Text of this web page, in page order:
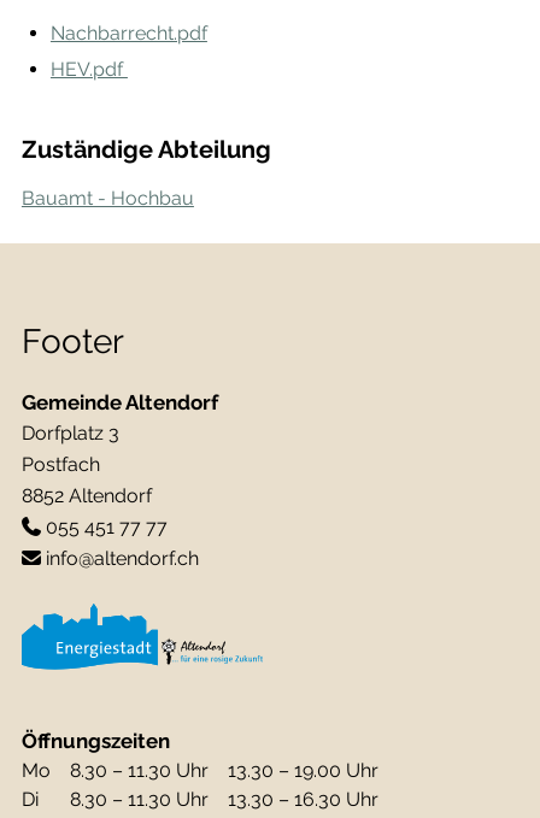
Nachbarrecht.pdf
HEV.pdf
Zuständige Abteilung
Bauamt - Hochbau
Footer
Gemeinde Altendorf
Dorfplatz 3
Postfach
8852 Altendorf
055 451 77 77
info@altendorf.ch
Öffnungszeiten
Mo 8.30 – 11.30 Uhr
13.30 – 19.00 Uhr
Di
8.30 – 11.30 Uhr
13.30 – 16.30 Uhr